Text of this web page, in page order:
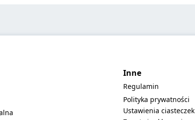
Inne
Regulamin
Polityka prywatności
Ustawienia ciasteczek